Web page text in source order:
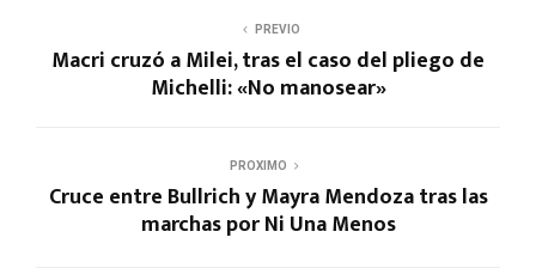
PREVIO
Macri cruzó a Milei, tras el caso del pliego de
Michelli: «No manosear»
PROXIMO
Cruce entre Bullrich y Mayra Mendoza tras las
marchas por Ni Una Menos